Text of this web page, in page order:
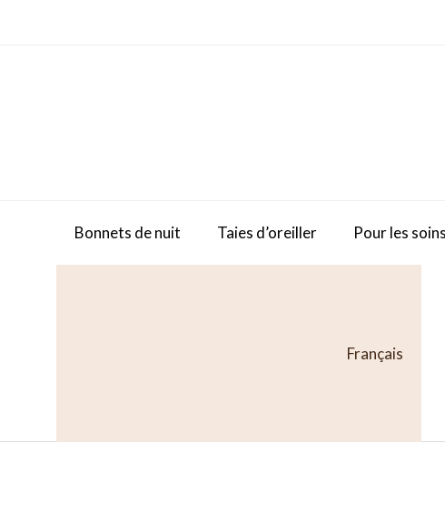
Bonnets de nuit Taies d’oreiller Pour les soins
Français